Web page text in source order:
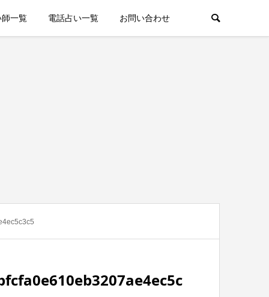
一覧 電話占い一覧 お問い合わせ